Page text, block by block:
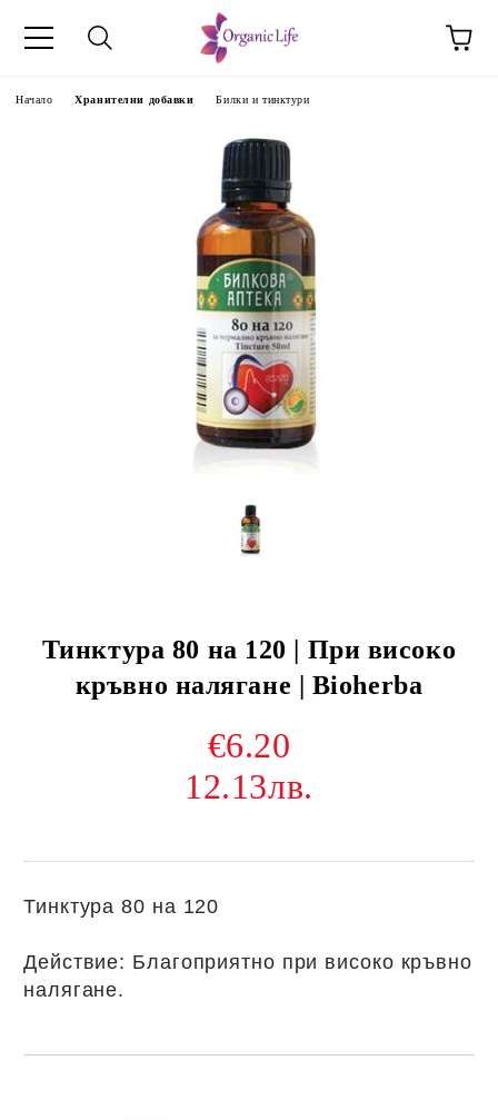
Начало Хранителни добавки Билки и тинктури
Тинктура 80 на 120 | При високо
кръвно налягане | Bioherba
€6.20
12.13лв.
Тинктура 80 на 120
Действие: Благоприятно при високо кръвно
налягане.